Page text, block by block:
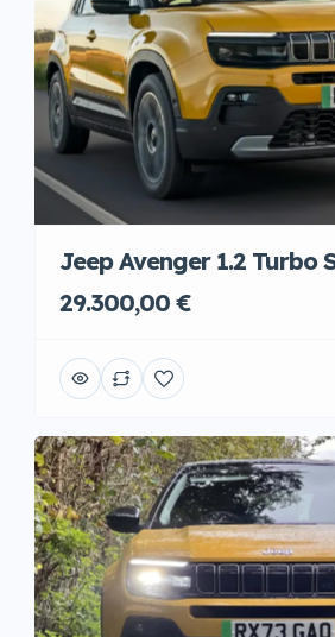
Jeep Avenger 1.2 Turbo
29.300,00 €